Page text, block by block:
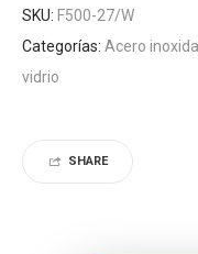
SKU: F500-27/W
Categorías: Acero
vidrio
SHARE